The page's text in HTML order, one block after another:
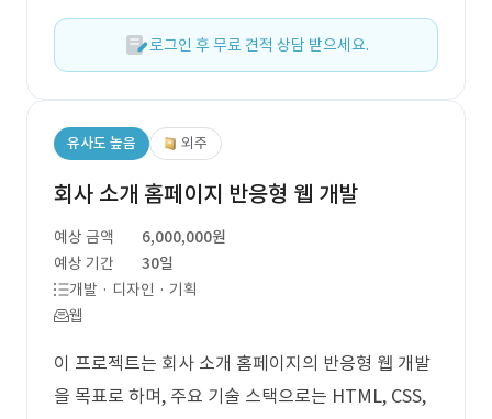
로그인 후 무료 견적 상담 받으세요.
유사도 높음 외주
회사 소개 홈페이지 반응형 웹 개발
예상 금액
6,000,000원
예상 기간
30일
개발 · 디자인 · 기획
웹
이 프로젝트는 회사 소개 홈페이지의 반응형 웹 개발
을 목표로 하며, 주요 기술 스택으로는 HTML, CSS,